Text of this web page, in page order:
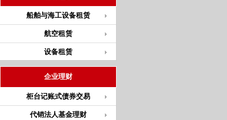
船舶与海工设备租赁
航空租赁
设备租赁
企业理财
柜台记账式债券交易
代销法人基金理财